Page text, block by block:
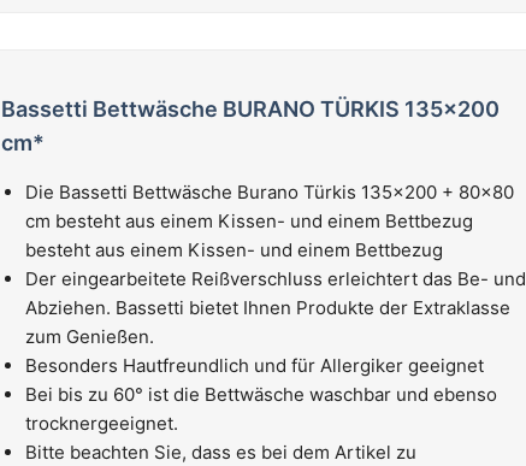
Bassetti Bettwäsche BURANO TÜRKIS 135x200
cm*
Die Bassetti Bettwäsche Burano Türkis 135x200 + 80x80
cm besteht aus einem Kissen- und einem Bettbezug
besteht aus einem Kissen- und einem Bettbezug
Der eingearbeitete Reißverschluss erleichtert das Be- und
Abziehen. Bassetti bietet Ihnen Produkte der Extraklasse
zum Genießen.
Besonders Hautfreundlich und für Allergiker geeignet
Bei bis zu 60° ist die Bettwäsche waschbar und ebenso
trocknergeeignet.
Bitte beachten Sie, dass es bei dem Artikel zu